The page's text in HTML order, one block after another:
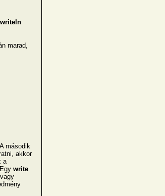
writeln
marad,
második
akkor
a
write